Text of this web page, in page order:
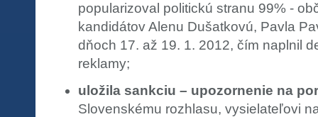
popularizoval politickú stranu 99% -
kandidátov Alenu Dušatkovú, Pavla
dňoch 17. až 19. 1. 2012, čím naplnil
reklamy;
uložila sankciu – upozornenie na
Slovenskému rozhlasu, vysielateľovi